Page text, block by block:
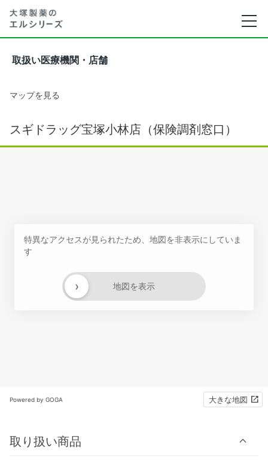
取扱い医療機関・店舗
マップを見る
スギドラッグ宝塚小林店（保険調剤窓口）
特異なアクセスが見られたため、地図を非表示にしていま
す
地図を表示
›
Powered by GOGA 大きな地図
取り扱い商品